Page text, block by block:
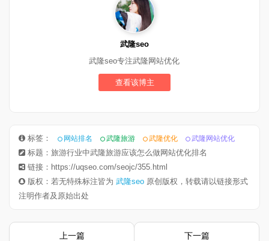
武隆seo
武隆seo专注武隆网站优化
查看该博主
标签： 网站排名 武隆旅游 武隆优化 武隆网站优化
标题：旅游行业中武隆旅游应该怎么做网站优化排名
链接：https://uqseo.com/seojc/355.html
版权：若无特殊标注皆为 武隆seo 原创版权，转载请以链接形式
注明作者及原始出处
上一篇
下一篇